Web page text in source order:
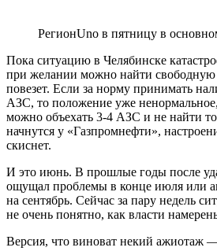
РегионUno в пятницу в
Пока ситуацию в Челябинске
при желании можно найти свободную
повезет. Если за норму принимать
АЗС, то положение уже
можно объехать 3-4 АЗС и не найти
начнутся у «Газпромнефти»,
скиснет.
И это июнь. В прошлые годы после
ощущал проблемы в конце июля или
на сентябрь. Сейчас за пару недель
не очень понятно, как власти
Версия, что виноват некий ажиотаж